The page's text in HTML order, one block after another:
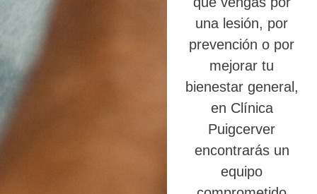
una lesión, por
prevención o por
mejorar tu
bienestar general,
en Clínica
Puigcerver
encontrarás un
equipo